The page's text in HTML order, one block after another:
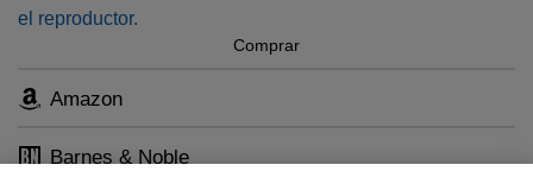
el reproductor.
Comprar
Amazon
Barnes & Noble